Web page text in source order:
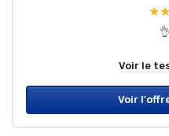
Voir le
Voir